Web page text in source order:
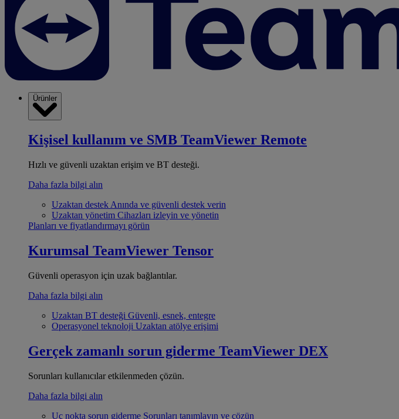
Ürünler
Kişisel kullanım ve SMB TeamViewer Remote
Hızlı ve güvenli uzaktan erişim ve BT desteği.
Daha fazla bilgi alın
Uzaktan destek Anında ve güvenli destek verin
Uzaktan yönetim Cihazları izleyin ve yönetin
Planları ve fiyatlandırmayı görün
Kurumsal TeamViewer Tensor
Güvenli operasyon için uzak bağlantılar.
Daha fazla bilgi alın
Uzaktan BT desteği Güvenli, esnek, entegre
Operasyonel teknoloji Uzaktan atölye erişimi
Gerçek zamanlı sorun giderme TeamViewer DEX
Sorunları kullanıcılar etkilenmeden çözün.
Daha fazla bilgi alın
Uç nokta sorun giderme Sorunları tanımlayın ve çözün